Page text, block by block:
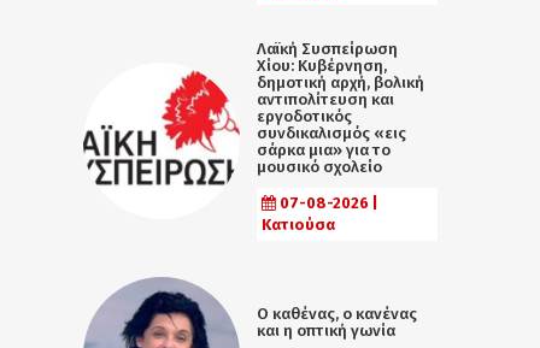
Λαϊκή Συσπείρωση
Χίου: Κυβέρνηση,
δημοτική αρχή, βολική
αντιπολίτευση και
εργοδοτικός
συνδικαλισμός «εις
σάρκα μια» για το
μουσικό σχολείο
07-08-2026 |
Κατιούσα
Ο καθένας, ο κανένας
και η οπτική γωνία